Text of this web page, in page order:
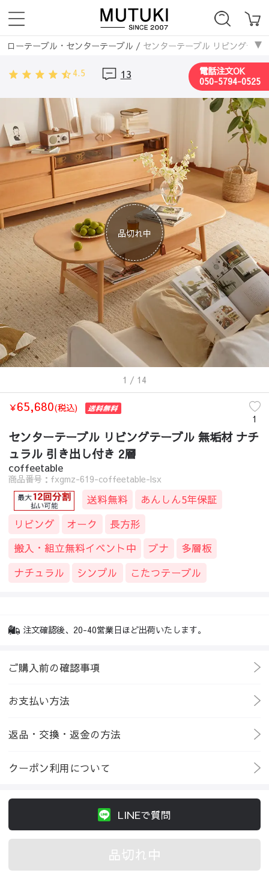
ローテーブル・センターテーブル / センターテーブル リビングテー
4.5 13
電話注文OK
050-5794-0525
品切れ中
1 / 14
￥65,680(税込)
1
センターテーブル リビングテーブル 無垢材 ナチ
ュラル 引き出し付き 2層
coffeetable
商品番号：fxgmz-619-coffeetable-lsx
送料無料
あんしん5年保証
リビング
オーク
長方形
搬入・組立無料イベント中
ブナ
多層板
ナチュラル
シンプル こたつテーブル
注文確認後、20-40営業日ほど出荷いたします。
ご購入前の確認事項
お支払い方法
返品・交換・返金の方法
クーポン利用について
LINEで質問
品切れ中